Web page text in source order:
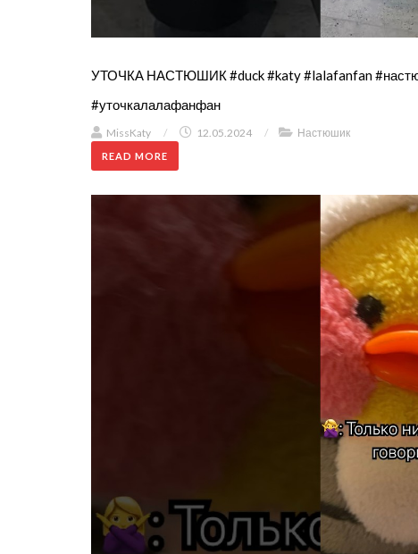
УТОЧКА НАСТЮШИК #duck #katy #lalafanfan
#уточкалалафанфан
MissKaty / 12.05.2024 / Настюшик
READ MORE